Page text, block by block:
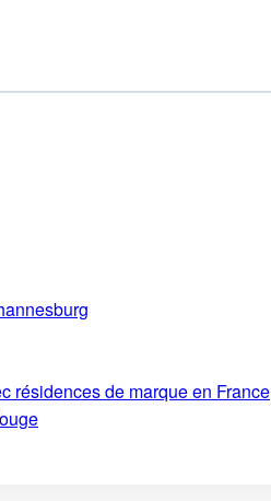
résidences de marque en France